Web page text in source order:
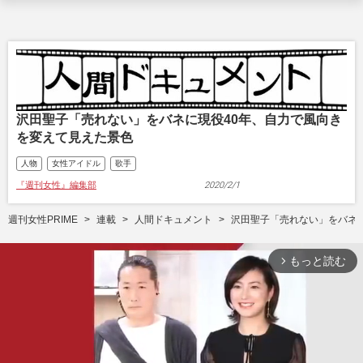
沢田聖子「売れない」をバネに現役40年、自力で風向き
を変えて見えた景色
人物 女性アイドル 歌手
『週刊女性』編集部 2020/2/1
週刊女性PRIME 連載 人間ドキュメント 沢田聖子「売れない」をバネ
arrow_forward_ios もっと読む